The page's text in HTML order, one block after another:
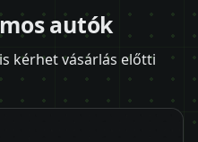
autók
kérhet vásárlás előtti